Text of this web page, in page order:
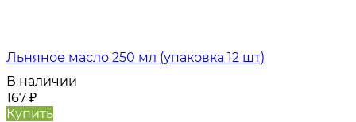
Льняное масло 250 мл (упаковка 12 шт)
В наличии
167 ₽
Купить